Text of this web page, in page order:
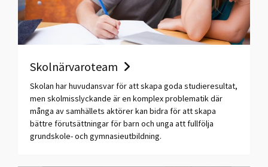
Skolnärvaroteam
Skolan har huvudansvar för att skapa goda studieresultat,
men skolmisslyckande är en komplex problematik där
många av samhällets aktörer kan bidra för att skapa
bättre förutsättningar för barn och unga att fullfölja
grundskole- och gymnasieutbildning.